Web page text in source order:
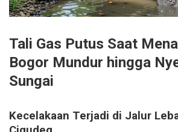
Tali Gas Putus Saat
Bogor Mundur hingga
Sungai
Kecelakaan Terjadi di Jalur